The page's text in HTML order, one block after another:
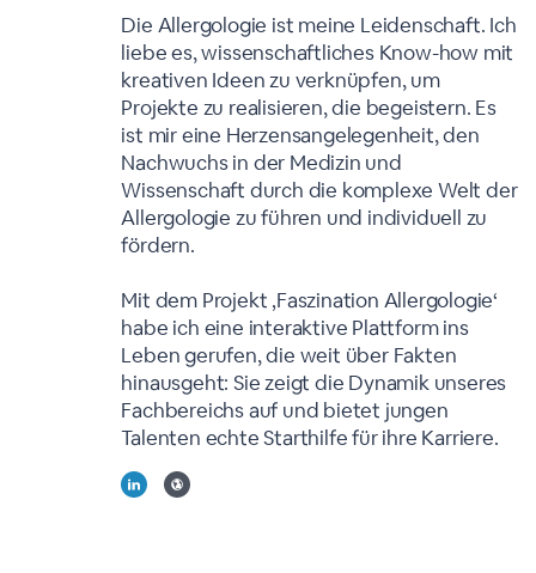
Die Allergologie ist meine Leidenschaft. Ich
liebe es, wissenschaftliches Know-how mit
kreativen Ideen zu verknüpfen, um
Projekte zu realisieren, die begeistern. Es
ist mir eine Herzensangelegenheit, den
Nachwuchs in der Medizin und
Wissenschaft durch die komplexe Welt der
Allergologie zu führen und individuell zu
fördern.
Mit dem Projekt ‚Faszination Allergologie‘
habe ich eine interaktive Plattform ins
Leben gerufen, die weit über Fakten
hinausgeht: Sie zeigt die Dynamik unseres
Fachbereichs auf und bietet jungen
Talenten echte Starthilfe für ihre Karriere.